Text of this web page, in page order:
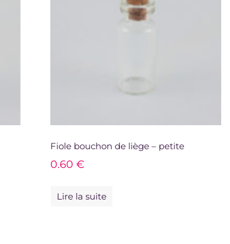
Fiole bouchon de liège – petite
0.60 €
Lire la suite